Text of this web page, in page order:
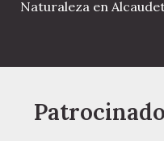
Naturaleza en